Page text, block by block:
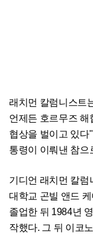
래치먼 칼럼니스트
언제든 호르무즈 해
협상을 벌이고 있다
통령이 이뤄낸 참으
기디언 래치먼 칼럼
대학교 곤빌 앤드
졸업한 뒤 1984년
작했다. 그 뒤 이코